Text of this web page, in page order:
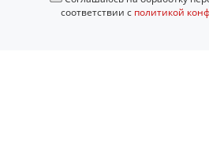
соответствии с политикой